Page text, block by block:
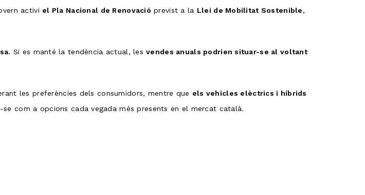
activi el Pla Nacional de Renovació previst a la Llei de Mobilitat Sostenible,
. Si es manté la tendència actual, lesvendes anuals podrien situar-se al voltant
les preferències dels consumidors, mentre que els vehicles elèctrics i híbrids
se com a opcions cada vegada més presents en el mercat català.